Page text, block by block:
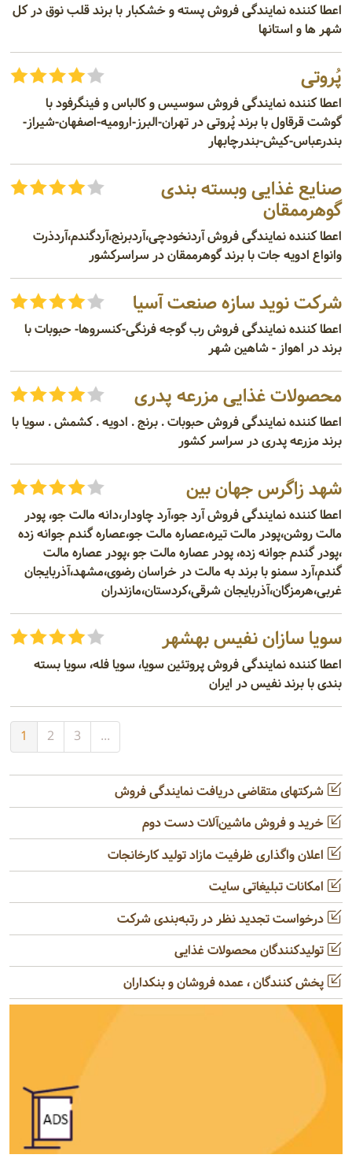
اعطا کننده نمایندگی فروش پسته و خشکبار با برند قلب نوق در کل
شهر ها و استانها
پُروتی
اعطا کننده نمایندگی فروش سوسیس و کالباس و فینگرفود با
گوشت قرقاول با برند پُروتی در تهران-البرز-ارومیه-اصفهان-شیراز-
بندرعباس-کیش-بندرچابهار
صنایع غذایی وبسته بندی
گوهرممقان
اعطا کننده نمایندگی فروش آردنخودچی،آردبرنج،آردگندم،آردذرت
وانواع ادویه جات با برند گوهرممقان در سراسرکشور
شرکت نوید سازه صنعت آسیا
اعطا کننده نمایندگی فروش رب گوجه فرنگی-کنسروها- حبوبات با
برند در اهواز - شاهین شهر
محصولات غذایی مزرعه پدری
اعطا کننده نمایندگی فروش حبوبات . برنج . ادویه . کشمش . سویا با
برند مزرعه پدری در سراسر کشور
شهد زاگرس جهان بین
اعطا کننده نمایندگی فروش آرد جو،آرد چاودار،دانه مالت جو، پودر
مالت روشن،پودر مالت تیره،عصاره مالت جو،عصاره گندم جوانه زده
،پودر گندم جوانه زده، پودر عصاره مالت جو ،پودر عصاره مالت
گندم،آرد سمنو با برند به مالت در خراسان رضوی،مشهد،آذربایجان
غربی،هرمزگان،آذربایجان شرقی،کردستان،مازندران
سویا سازان نفیس بهشهر
اعطا کننده نمایندگی فروش پروتئین سویا، سویا فله، سویا بسته
بندی با برند نفیس در ایران
1 2 3 ...
شرکتهای متقاضی دریافت نمایندگی فروش
خرید و فروش ماشین‌آلات دست دوم
اعلان واگذاری ظرفیت مازاد تولید کارخانجات
امکانات تبلیغاتی سایت
درخواست تجدید نظر در رتبه‌بندی شرکت
تولیدکنندگان محصولات غذایی
پخش کنندگان ، عمده فروشان و بنکداران